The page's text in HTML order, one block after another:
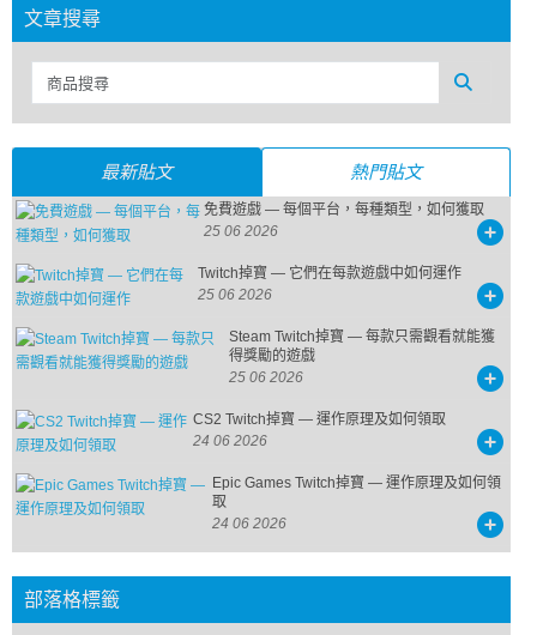
文章搜尋
最新貼文 熱門貼文
免費遊戲 — 每個平台，每種類型，如何獲取
25 06 2026
Twitch掉寶 — 它們在每款遊戲中如何運作
25 06 2026
Steam Twitch掉寶 — 每款只需觀看就能獲
得獎勵的遊戲
25 06 2026
CS2 Twitch掉寶 — 運作原理及如何領取
24 06 2026
Epic Games Twitch掉寶 — 運作原理及如何領
取
24 06 2026
部落格標籤